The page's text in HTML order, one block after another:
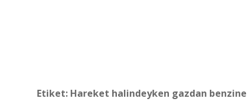
Etiket: Hareket halindeyken gazdan